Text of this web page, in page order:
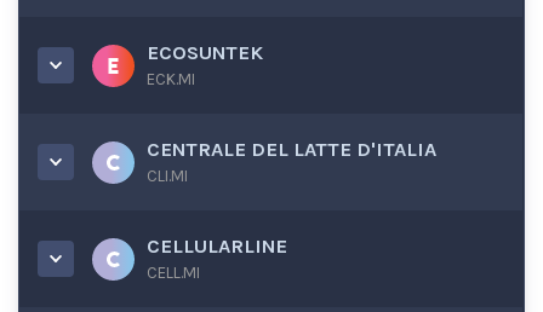
ECOSUNTEK
ECK.MI
CENTRALE DEL LATTE D'ITALIA
CLI.MI
CELLULARLINE
CELL.MI